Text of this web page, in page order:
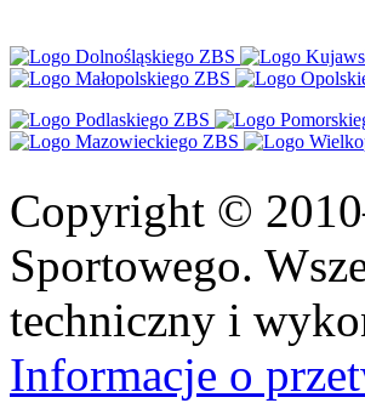
Copyright ©
Sportowego.
techniczny i
Informacje o